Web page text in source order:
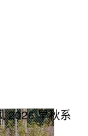
2026 早秋系